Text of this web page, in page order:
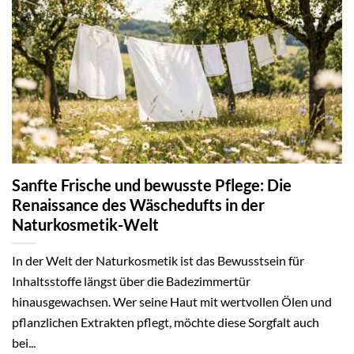
Sanfte Frische und bewusste Pflege: Die
Renaissance des Wäschedufts in der
Naturkosmetik-Welt
In der Welt der Naturkosmetik ist das Bewusstsein für
Inhaltsstoffe längst über die Badezimmertür
hinausgewachsen. Wer seine Haut mit wertvollen Ölen und
pflanzlichen Extrakten pflegt, möchte diese Sorgfalt auch
bei...